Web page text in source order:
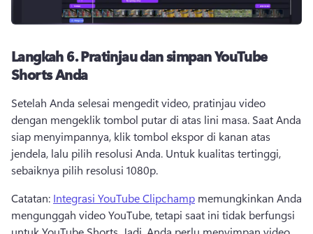
Langkah 6.Pratinjau dan simpan YouTube
Shorts Anda
Setelah Anda selesai mengedit video, pratinjau video
dengan mengeklik tombol putar di atas lini masa. Saat Anda
siap menyimpannya, klik tombol ekspor di kanan atas
jendela, lalu pilih resolusi Anda. Untuk kualitas tertinggi,
sebaiknya pilih resolusi 1080p.
Catatan: Integrasi YouTube Clipchamp memungkinkan Anda
mengunggah video YouTube, tetapi saat ini tidak berfungsi